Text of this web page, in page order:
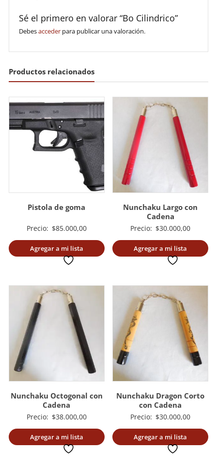
Sé el primero en valorar “Bo Cilindrico”
Debesaccederpara publicar una valoración.
Productos relacionados
Pistola de goma
Precio: $85.000,00
Agregar a mi lista
Nunchaku Largo con
Cadena
Precio: $30.000,00
Agregar a mi lista
Nunchaku Octogonal con
Cadena
Precio: $38.000,00
Agregar a mi lista
Nunchaku Dragon Corto
con Cadena
Precio: $30.000,00
Agregar a mi lista